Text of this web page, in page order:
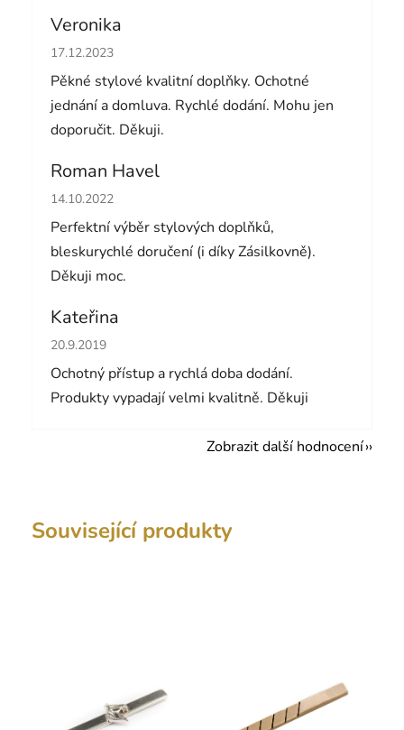
Veronika
Hodnocení obchodu je 5 z 5 hvězdiček.
17.12.2023
Pěkné stylové kvalitní doplňky. Ochotné
jednání a domluva. Rychlé dodání. Mohu jen
doporučit. Děkuji.
Roman Havel
Hodnocení obchodu je 5 z 5 hvězdiček.
14.10.2022
Perfektní výběr stylových doplňků,
bleskurychlé doručení (i díky Zásilkovně).
Děkuji moc.
Kateřina
Hodnocení obchodu je 5 z 5 hvězdiček.
20.9.2019
Ochotný přístup a rychlá doba dodání.
Produkty vypadají velmi kvalitně. Děkuji
Zobrazit další hodnocení
Související produkty